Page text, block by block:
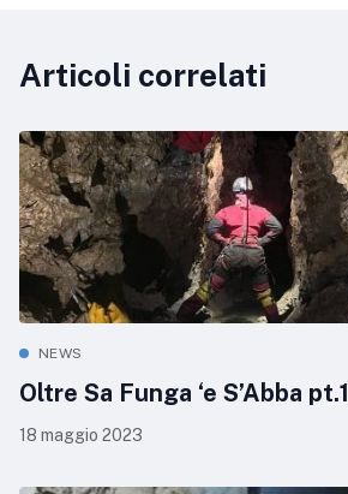
Articoli correlati
NEWS
Oltre Sa Funga ‘e S’Abba pt.1
18 maggio 2023